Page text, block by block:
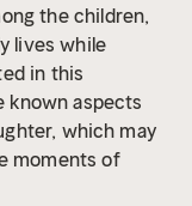
the children,
lives while
in this
known aspects
which may
moments of